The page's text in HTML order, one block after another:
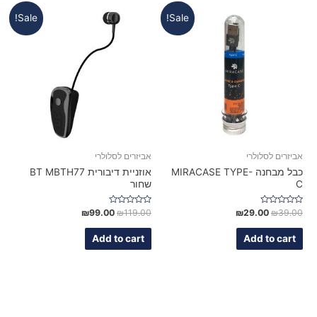
Sale!
אביזרים לסלולרי
כבל מבחנה MIRACASE TYPE-
C
Rated
out
₪39.00
₪29.00
Add to cart
Sale!
אביזרים לסלולרי
אוזניית דיבורית BT MBTH77
שחור
Rated
out
₪119.00
₪99.00
Add to cart